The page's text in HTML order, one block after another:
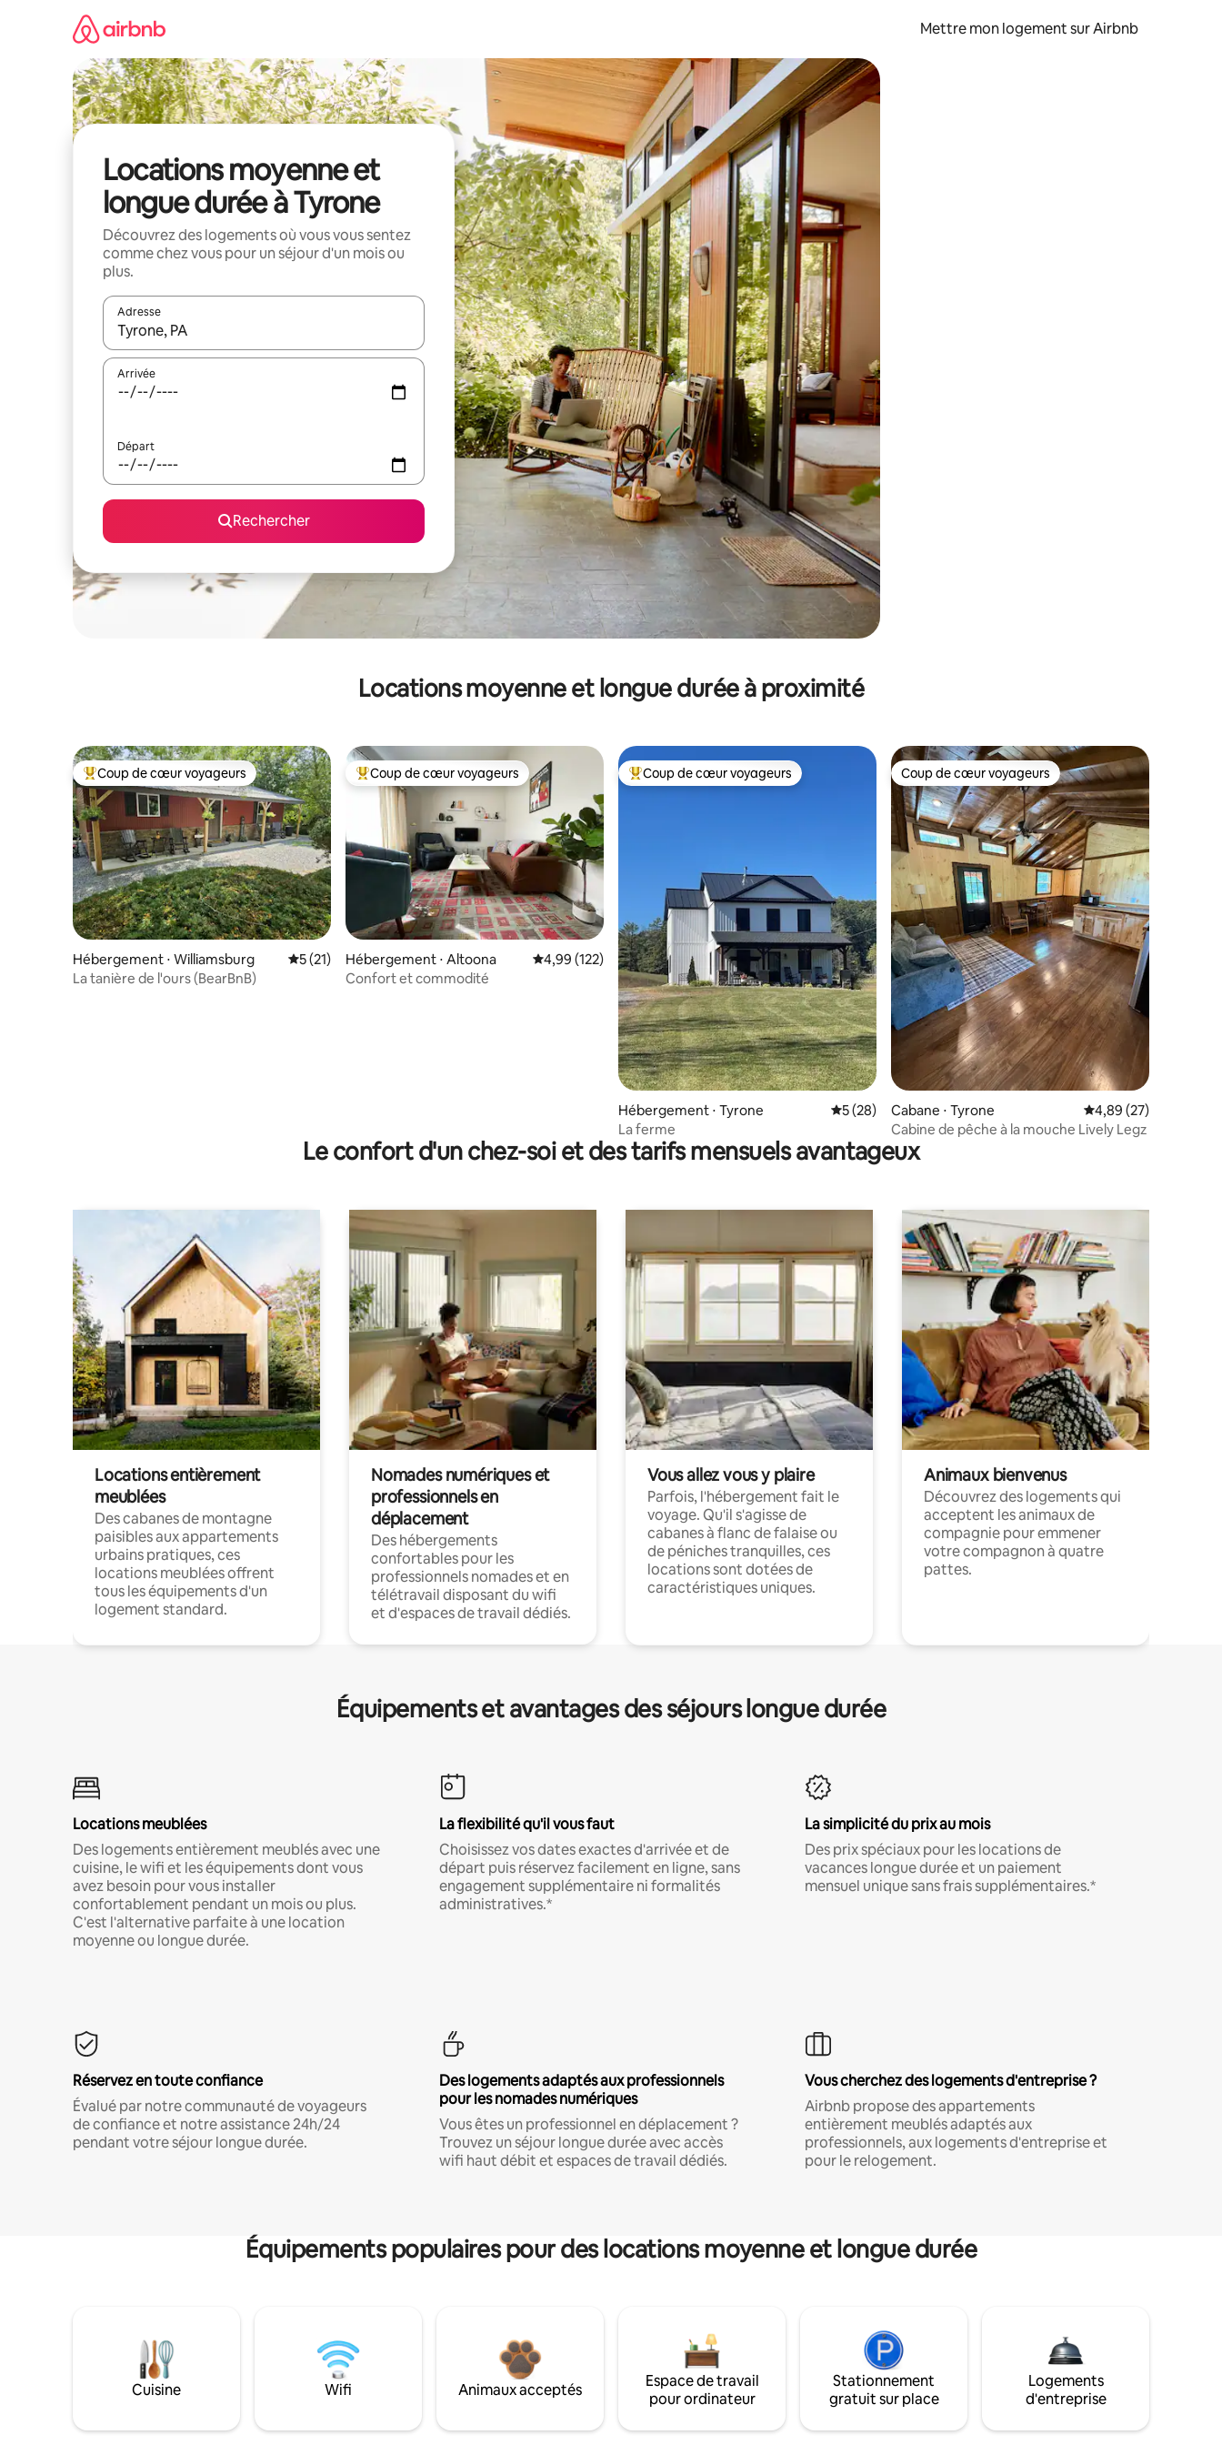
Mettre mon logement sur Airbnb
Locations moyenne et
longue durée à Tyrone
Découvrez des logements où vous vous sentez
comme chez vous pour un séjour d'un mois ou
plus.
Adresse
Lorsque les résultats s'affichent, utilisez les flèches vers le haut et vers le bas pour les parcourir ou en appuyant et en faisant glisser.
Arrivée
Départ
Rechercher
Locations moyenne et longue durée à proximité
Coups de cœur voyageurs les plus appréciés
Coup de cœur voyageurs
Hébergement ⋅ Williamsburg Évaluation moyenne sur la base de 21 commentaires : 5 sur 5
5 (21)
La tanière de l'ours (BearBnB)
Coups de cœur voyageurs les plus appréciés
Coup de cœur voyageurs
Hébergement ⋅ Altoona Évaluation moyenne sur la base de 122 commentaires : 4,99 sur 5
4,99 (122)
Confort et commodité
Coups de cœur voyageurs les plus appréciés
Coup de cœur voyageurs
Hébergement ⋅ Tyrone Évaluation moyenne sur la base de 28 commentaires : 5 sur 5
5 (28)
La ferme
Coup de cœur voyageurs
Coup de cœur voyageurs
Cabane ⋅ Tyrone Évaluation moyenne
4,89 (27)
Cabine de pêche à la mouche Lively Legz
Le confort d'un chez-soi et des tarifs mensuels avantageux
Locations entièrement
meublées
Des cabanes de montagne
paisibles aux appartements
urbains pratiques, ces
locations meublées offrent
tous les équipements d'un
logement standard.
Nomades numériques et
professionnels en
déplacement
Des hébergements
confortables pour les
professionnels nomades et en
télétravail disposant du wifi
et d'espaces de travail dédiés.
Vous allez vous y plaire
Parfois, l'hébergement fait le
voyage. Qu'il s'agisse de
cabanes à flanc de falaise ou
de péniches tranquilles, ces
locations sont dotées de
caractéristiques uniques.
Animaux bienvenus
Découvrez des logements qui
acceptent les animaux de
compagnie pour emmener
votre compagnon à quatre
pattes.
Équipements et avantages des séjours longue durée
Locations meublées
Des logements entièrement meublés avec une
cuisine, le wifi et les équipements dont vous
avez besoin pour vous installer
confortablement pendant un mois ou plus.
C'est l'alternative parfaite à une location
moyenne ou longue durée.
La flexibilité qu'il vous faut
Choisissez vos dates exactes d'arrivée et de
départ puis réservez facilement en ligne, sans
engagement supplémentaire ni formalités
administratives.*
La simplicité du prix au mois
Des prix spéciaux pour les locations de
vacances longue durée et un paiement
mensuel unique sans frais supplémentaires.*
Réservez en toute confiance
Évalué par notre communauté de voyageurs
de confiance et notre assistance 24h/24
pendant votre séjour longue durée.
Des logements adaptés aux professionnels
pour les nomades numériques
Vous êtes un professionnel en déplacement ?
Trouvez un séjour longue durée avec accès
wifi haut débit et espaces de travail dédiés.
Vous cherchez des logements d'entreprise ?
Airbnb propose des appartements
entièrement meublés adaptés aux
professionnels, aux logements d'entreprise et
pour le relogement.
Équipements populaires pour des locations moyenne et longue durée
Cuisine Wifi Animaux acceptés
Espace de travail
pour ordinateur
Stationnement
gratuit sur place
Logements
d'entreprise